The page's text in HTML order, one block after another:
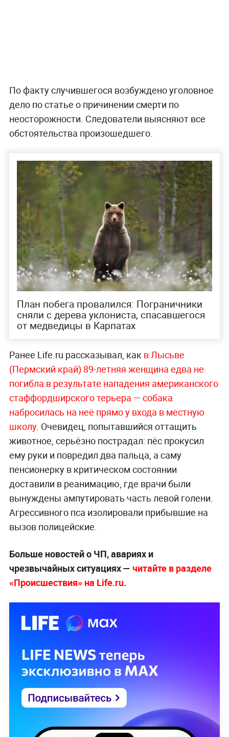
По факту случившегося возбуждено уголовное
дело по статье о причинении смерти по
неосторожности. Следователи выясняют все
обстоятельства произошедшего.
План побега провалился: Пограничники
сняли с дерева уклониста, спасавшегося
от медведицы в Карпатах
Ранее Life.ru рассказывал, как в Лысьве
(Пермский край) 89-летняя женщина едва не
погибла в результате нападения американского
стаффордширского терьера — собака
набросилась на неё прямо у входа в местную
школу. Очевидец, попытавшийся оттащить
животное, серьёзно пострадал: пёс прокусил
ему руки и повредил два пальца, а саму
пенсионерку в критическом состоянии
доставили в реанимацию, где врачи были
вынуждены ампутировать часть левой голени.
Агрессивного пса изолировали прибывшие на
вызов полицейские.
Больше новостей о ЧП, авариях и
чрезвычайных ситуациях — читайте в разделе
«Происшествия» на Life.ru.